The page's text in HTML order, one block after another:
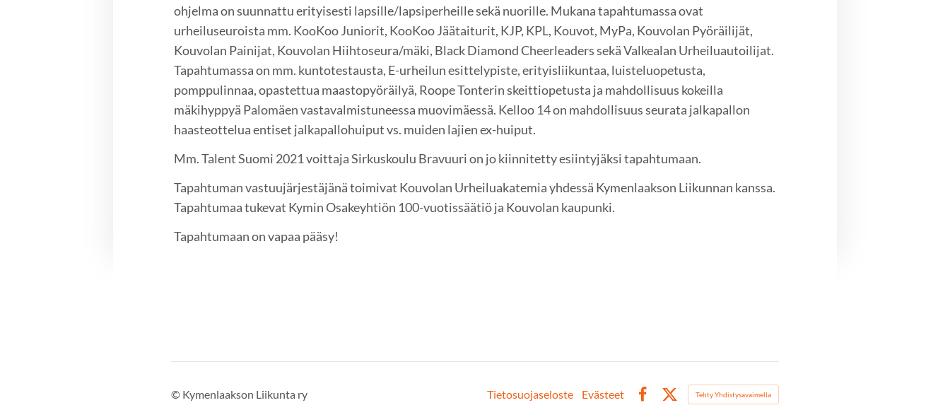
ohjelma on suunnattu erityisesti lapsille/lapsiperheille sekä nuorille. Mukana tapahtumassa ovat
urheiluseuroista mm. KooKoo Juniorit, KooKoo Jäätaiturit, KJP, KPL, Kouvot, MyPa, Kouvolan Pyöräilijät,
Kouvolan Painijat, Kouvolan Hiihtoseura/mäki, Black Diamond Cheerleaders sekä Valkealan Urheiluautoilijat.
Tapahtumassa on mm. kuntotestausta, E-urheilun esittelypiste, erityisliikuntaa, luisteluopetusta,
pomppulinnaa, opastettua maastopyöräilyä, Roope Tonterin skeittiopetusta ja mahdollisuus kokeilla
mäkihyppyä Palomäen vastavalmistuneessa muovimäessä. Kelloo 14 on mahdollisuus seurata jalkapallon
haasteottelua entiset jalkapallohuiput vs. muiden lajien ex-huiput.
Mm. Talent Suomi 2021 voittaja Sirkuskoulu Bravuuri on jo kiinnitetty esiintyjäksi tapahtumaan.
Tapahtuman vastuujärjestäjänä toimivat Kouvolan Urheiluakatemia yhdessä Kymenlaakson Liikunnan kanssa.
Tapahtumaa tukevat Kymin Osakeyhtiön 100-vuotissäätiö ja Kouvolan kaupunki.
Tapahtumaan on vapaa pääsy!
© Kymenlaakson Liikunta ry Tietosuojaseloste
Evästeet
Tehty Yhdistysavaimella